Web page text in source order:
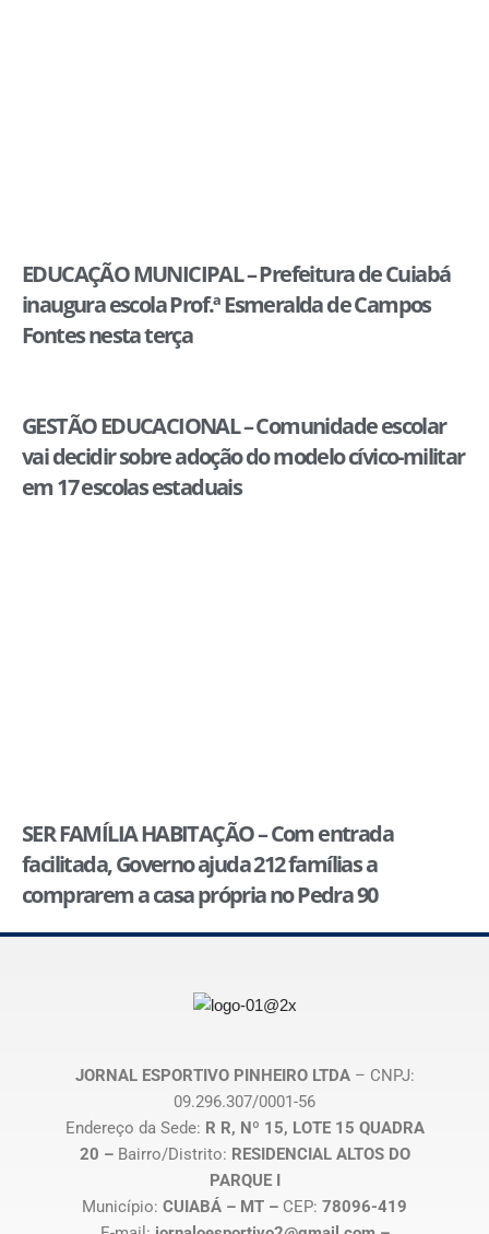
EDUCAÇÃO MUNICIPAL – Prefeitura de Cuiabá
inaugura escola Prof.ª Esmeralda de Campos
Fontes nesta terça
GESTÃO EDUCACIONAL – Comunidade escolar
vai decidir sobre adoção do modelo cívico-militar
em 17 escolas estaduais
SER FAMÍLIA HABITAÇÃO – Com entrada
facilitada, Governo ajuda 212 famílias a
comprarem a casa própria no Pedra 90
JORNAL ESPORTIVO PINHEIRO LTDA– CNPJ:
09.296.307/0001-56
Endereço da Sede: R R, Nº 15, LOTE 15 QUADRA
20 – Bairro/Distrito: RESIDENCIAL ALTOS DO
PARQUE I
Município: CUIABÁ – MT – CEP: 78096-419